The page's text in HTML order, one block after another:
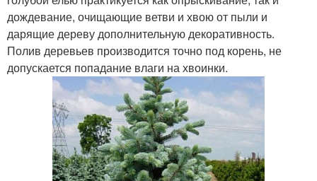
дождевание, очищающие ветви и хвою от пыли и
дарящие дереву дополнительную декоративность.
Полив деревьев производится точно под корень, не
допускается попадание влаги на хвоинки.